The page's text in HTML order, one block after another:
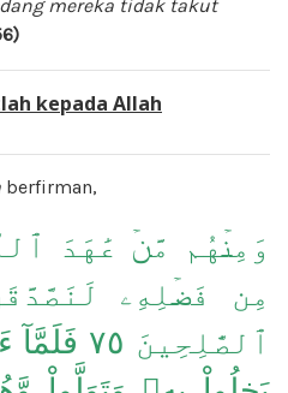
mereka tidak takut
kepada Allah
berfirman,
وَمِنۡهُم مَّنۡ عَٰهَدَ
مِن فَضۡلِهِۦ